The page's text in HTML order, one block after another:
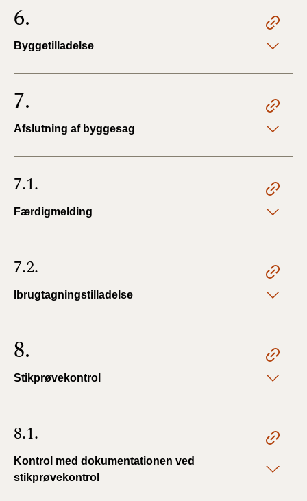
6.
Byggetilladelse
7.
Afslutning af byggesag
7.1.
Færdigmelding
7.2.
Ibrugtagningstilladelse
8.
Stikprøvekontrol
8.1.
Kontrol med dokumentationen ved
stikprøvekontrol